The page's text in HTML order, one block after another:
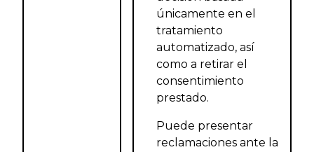
únicamente en el
tratamiento
automatizado, así
como a retirar el
consentimiento
prestado.
Puede presentar
reclamaciones ante la